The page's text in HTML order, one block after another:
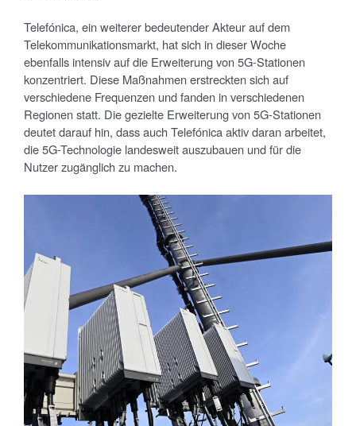
Telefónica, ein weiterer bedeutender Akteur auf dem
Telekommunikationsmarkt, hat sich in dieser Woche
ebenfalls intensiv auf die Erweiterung von 5G-Stationen
konzentriert. Diese Maßnahmen erstreckten sich auf
verschiedene Frequenzen und fanden in verschiedenen
Regionen statt. Die gezielte Erweiterung von 5G-Stationen
deutet darauf hin, dass auch Telefónica aktiv daran arbeitet,
die 5G-Technologie landesweit auszubauen und für die
Nutzer zugänglich zu machen.